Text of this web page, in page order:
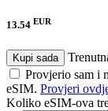
13.54 EUR
Kupi sada
Provjerio sam i
eSIM. Provjeri
Koliko eSIM-ova